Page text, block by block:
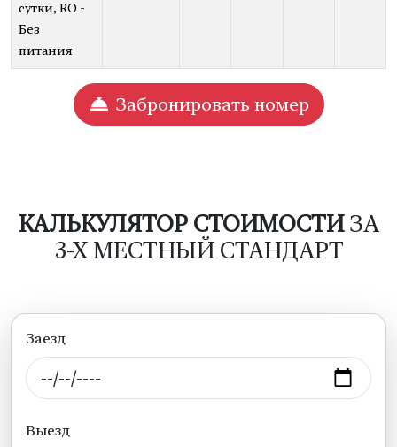
сутки, RO -
Без
питания
Забронировать номер
КАЛЬКУЛЯТОР СТОИМОСТИЗА
3-Х МЕСТНЫЙ СТАНДАРТ
Заезд
Выезд